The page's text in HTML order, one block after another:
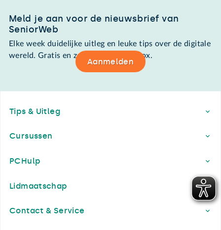
Meld je aan voor de nieuwsbrief van
SeniorWeb
Elke week duidelijke uitleg en leuke tips over de digitale
wereld. Gratis en zomaar in de mailbox.
Aanmelden
Tips & Uitleg
Cursussen
PCHulp
Lidmaatschap
Contact & Service